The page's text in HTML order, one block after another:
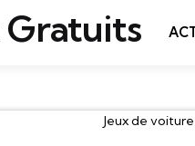
Gratuits
Catégories
Jeux de